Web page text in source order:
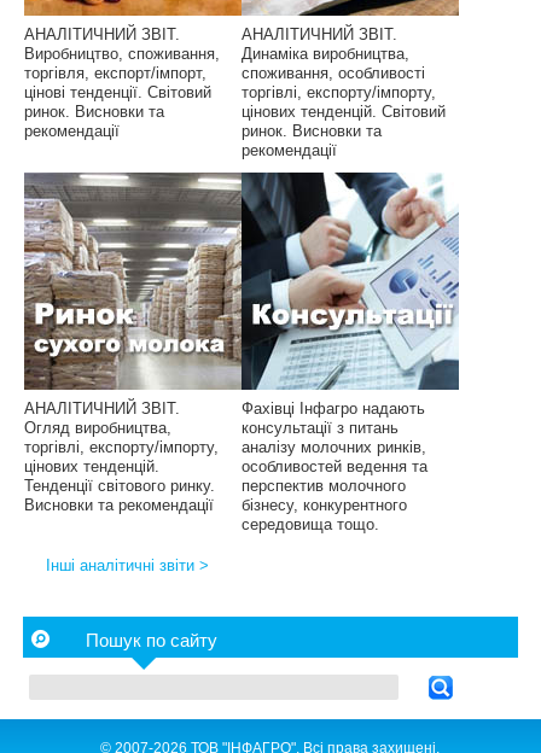
АНАЛІТИЧНИЙ ЗВІТ.
Виробництво, споживання,
торгівля, експорт/імпорт,
цінові тенденції. Світовий
ринок. Висновки та
рекомендації
АНАЛІТИЧНИЙ ЗВІТ.
Динаміка виробництва,
споживання, особливості
торгівлі, експорту/імпорту,
цінових тенденцій. Світовий
ринок. Висновки та
рекомендації
АНАЛІТИЧНИЙ ЗВІТ.
Огляд виробництва,
торгівлі, експорту/імпорту,
цінових тенденцій.
Тенденції світового ринку.
Висновки та рекомендації
Фахівці Інфагро надають
консультації з питань
аналізу молочних ринків,
особливостей ведення та
перспектив молочного
бізнесу, конкурентного
середовища тощо.
Інші аналітичні звіти >
Пошук по сайту
© 2007-2026 ТОВ "ІНФАГРО". Всі права захищені.